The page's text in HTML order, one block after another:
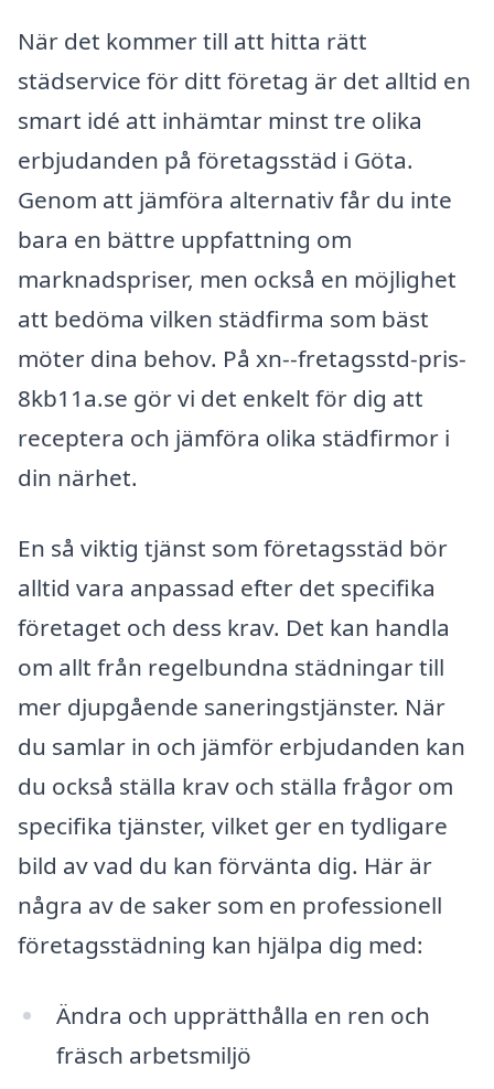
När det kommer till att hitta rätt
städservice för ditt företag är det alltid en
smart idé att inhämtar minst tre olika
erbjudanden på företagsstäd i Göta.
Genom att jämföra alternativ får du inte
bara en bättre uppfattning om
marknadspriser, men också en möjlighet
att bedöma vilken städfirma som bäst
möter dina behov. På xn--fretagsstd-pris-
8kb11a.se gör vi det enkelt för dig att
receptera och jämföra olika städfirmor i
din närhet.
En så viktig tjänst som företagsstäd bör
alltid vara anpassad efter det specifika
företaget och dess krav. Det kan handla
om allt från regelbundna städningar till
mer djupgående saneringstjänster. När
du samlar in och jämför erbjudanden kan
du också ställa krav och ställa frågor om
specifika tjänster, vilket ger en tydligare
bild av vad du kan förvänta dig. Här är
några av de saker som en professionell
företagsstädning kan hjälpa dig med:
Ändra och upprätthålla en ren och
fräsch arbetsmiljö